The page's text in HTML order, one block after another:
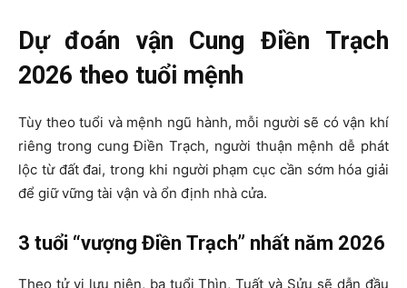
Dự đoán vận Cung Điền Trạch
2026 theo tuổi mệnh
Tùy theo tuổi và mệnh ngũ hành, mỗi người sẽ có vận khí
riêng trong cung Điền Trạch, người thuận mệnh dễ phát
lộc từ đất đai, trong khi người phạm cục cần sớm hóa giải
để giữ vững tài vận và ổn định nhà cửa.
3 tuổi “vượng Điền Trạch” nhất năm 2026
Theo tử vi lưu niên, ba tuổi Thìn, Tuất và Sửu sẽ dẫn đầu